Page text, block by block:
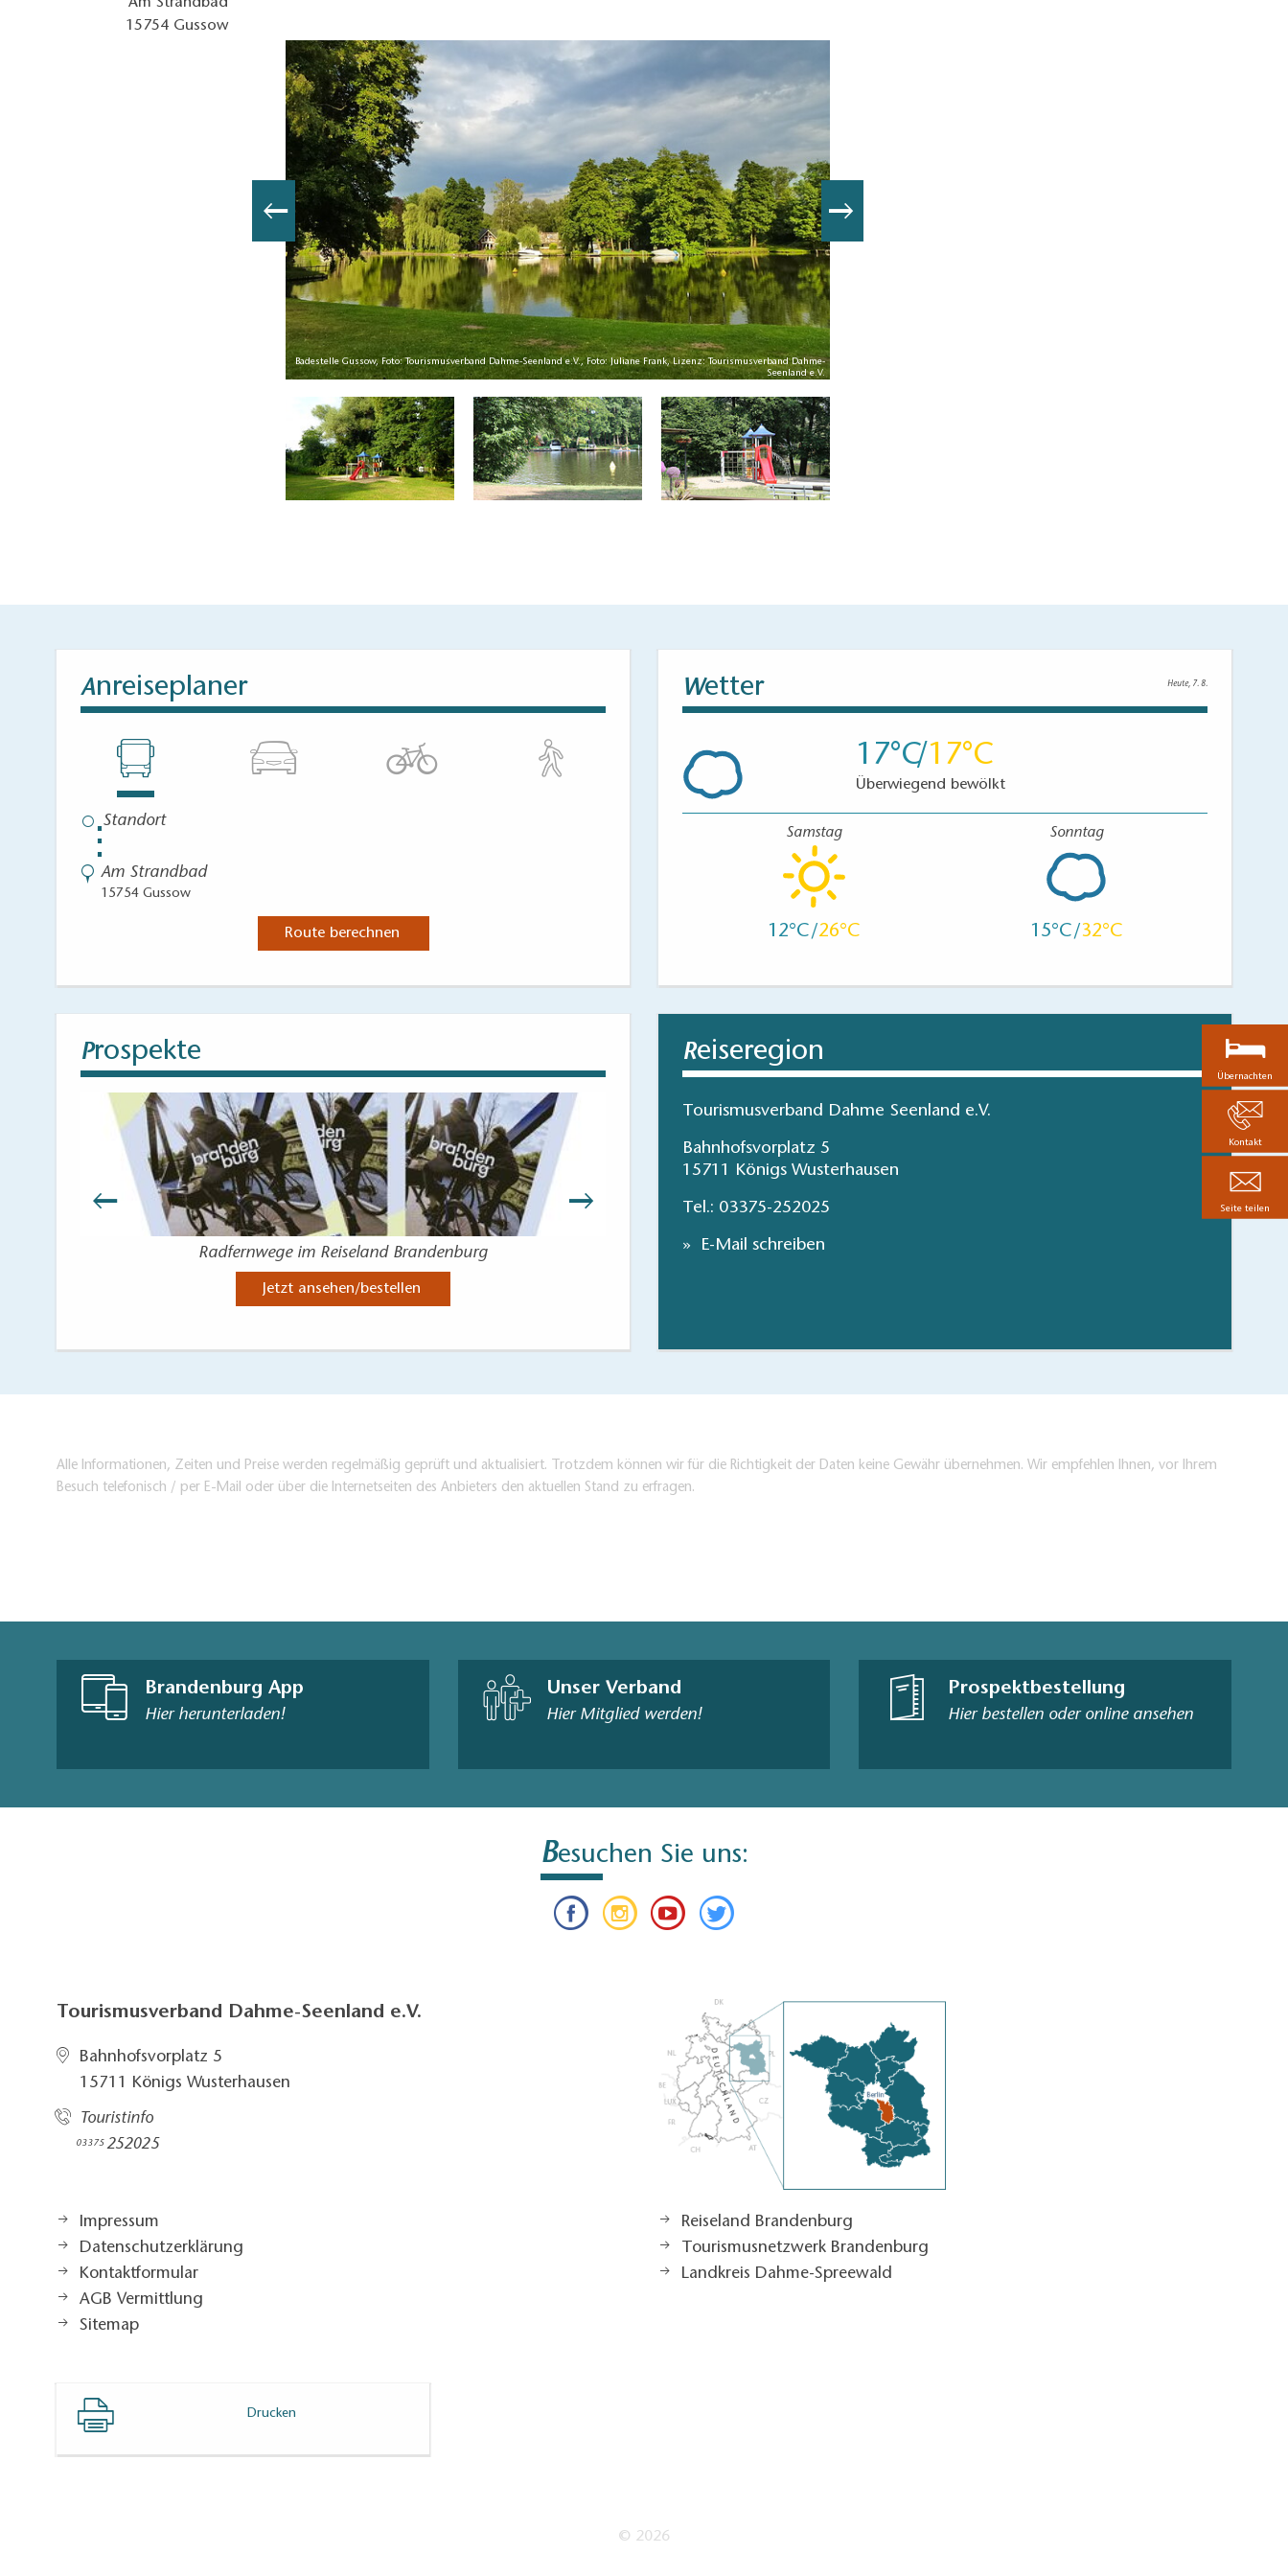
Am Strandbad
15754 Gussow
Badestelle Gussow, Foto: Tourismusverband Dahme-Seenland e.V., Foto: Juliane Frank, Lizenz: Tourismusverband Dahme-
Seenland e.V.
Anreiseplaner
⋮
Am Strandbad
15754 Gussow
Route berechnen
Wetter Heute, 7. 8.
17 17
Überwiegend bewölkt
Samstag
12 26
Sonntag
15 32
Prospekte
Radfernwege im Reiseland Brandenburg
Jetzt ansehen/bestellen
Tourentipps im Dahme-Seenland
Reiseregion
Tourismusverband Dahme Seenland e.V.
Bahnhofsvorplatz 5
15711 Königs Wusterhausen
Tel.: 03375-252025
E-Mail schreiben
Alle Informationen, Zeiten und Preise werden regelmäßig geprüft und aktualisiert. Trotzdem können wir für die Richtigkeit der Daten keine Gewähr übernehmen. Wir empfehlen Ihnen, vor Ihrem
Besuch telefonisch / per E-Mail oder über die Internetseiten des Anbieters den aktuellen Stand zu erfragen.
Brandenburg App
Hier herunterladen!
Unser Verband
Hier Mitglied werden!
Prospektbestellung
Hier bestellen oder online ansehen
Besuchen Sie uns:
Tourismusverband Dahme-Seenland e.V.
Bahnhofsvorplatz 5​
15711 Königs Wusterhausen
Touristinfo
03375252025​
Impressum
Datenschutzerklärung
Kontaktformular
AGB Vermittlung
Sitemap
Reiseland Brandenburg
Tourismusnetzwerk Brandenburg
Landkreis Dahme-Spreewald
Drucken
© 2026
Übernachten
Kontakt
Seite teilen